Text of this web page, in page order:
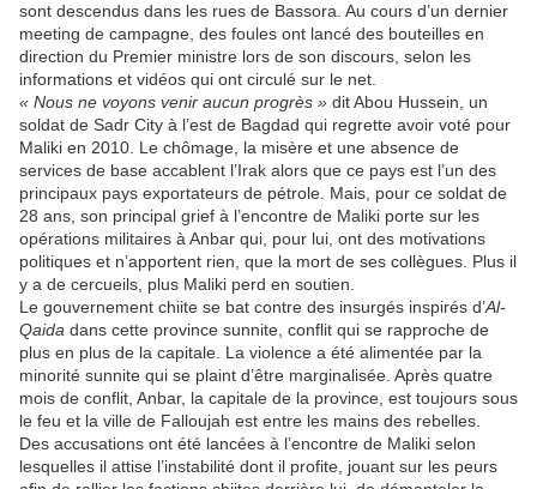
sont descendus dans les rues de Bassora. Au cours d’un dernier
meeting de campagne, des foules ont lancé des bouteilles en
direction du Premier ministre lors de son discours, selon les
informations et vidéos qui ont circulé sur le net.
« Nous ne voyons venir aucun progrès » dit Abou Hussein, un
soldat de Sadr City à l’est de Bagdad qui regrette avoir voté pour
Maliki en 2010. Le chômage, la misère et une absence de
services de base accablent l’Irak alors que ce pays est l’un des
principaux pays exportateurs de pétrole. Mais, pour ce soldat de
28 ans, son principal grief à l’encontre de Maliki porte sur les
opérations militaires à Anbar qui, pour lui, ont des motivations
politiques et n’apportent rien, que la mort de ses collègues. Plus il
y a de cercueils, plus Maliki perd en soutien.
Le gouvernement chiite se bat contre des insurgés inspirés d’Al-
Qaida dans cette province sunnite, conflit qui se rapproche de
plus en plus de la capitale. La violence a été alimentée par la
minorité sunnite qui se plaint d’être marginalisée. Après quatre
mois de conflit, Anbar, la capitale de la province, est toujours sous
le feu et la ville de Falloujah est entre les mains des rebelles.
Des accusations ont été lancées à l’encontre de Maliki selon
lesquelles il attise l’instabilité dont il profite, jouant sur les peurs